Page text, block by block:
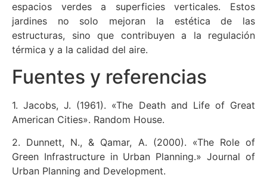
espacios verdes a superficies verticales. Estos
jardines no solo mejoran la estética de las
estructuras, sino que contribuyen a la regulación
térmica y a la calidad del aire.
Fuentes y referencias
1. Jacobs, J. (1961). «The Death and Life of Great
American Cities». Random House.
2. Dunnett, N., & Qamar, A. (2000). «The Role of
Green Infrastructure in Urban Planning.» Journal of
Urban Planning and Development.